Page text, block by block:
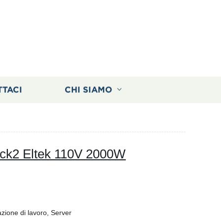
CHI SIAMO
Eltek 110V 2000W
di lavoro, Server